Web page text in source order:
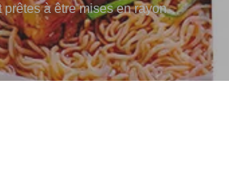
à être mises en rayon